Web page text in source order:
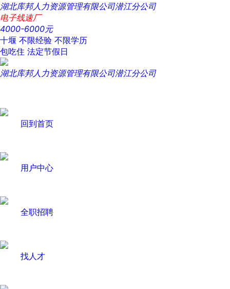
湖北库邦人力资源管理有限公司潜江分公司
电子线速厂
4000-6000元
十堰 不限经验 不限学历
包吃住 法定节假日
湖北库邦人力资源管理有限公司潜江分公司
回到首页
用户中心
全职招聘
找人才